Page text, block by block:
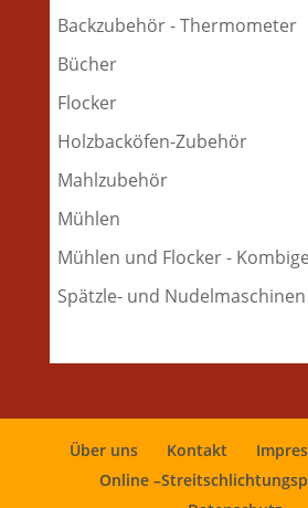
Backzubehör - Thermometer
Bücher
Flocker
Holzbacköfen-Zubehör
Mahlzubehör
Mühlen
Mühlen und Flocker -
Spätzle- und Nudelmaschinen
Über uns Kontakt
Online